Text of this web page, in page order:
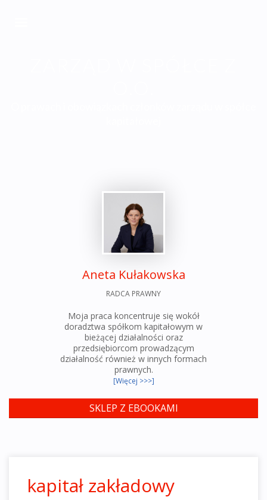
Aneta Kułakowska
RADCA PRAWNY
Moja praca koncentruje się wokół
doradztwa spółkom kapitałowym w
bieżącej działalności oraz
przedsiębiorcom prowadzącym
działalność również w innych formach
prawnych.
[Więcej >>>]
SKLEP Z EBOOKAMI
kapitał zakładowy